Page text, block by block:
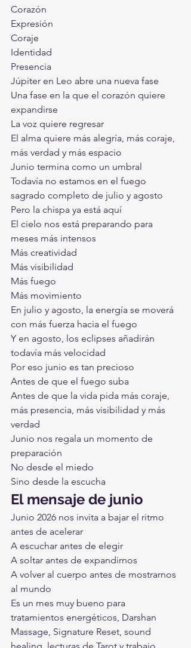
Corazón
Expresión
Coraje
Identidad
Presencia
Júpiter en Leo abre una nueva fase
Una fase en la que el corazón quiere
expandirse
La voz quiere regresar
El alma quiere más alegría, más coraje,
más verdad y más espacio
Junio termina como un umbral
Todavía no estamos en el fuego
sagrado completo de julio y agosto
Pero la chispa ya está aquí
El cielo nos está preparando para
meses más intensos
Más creatividad
Más visibilidad
Más fuego
Más movimiento
En julio y agosto, la energía se moverá
con más fuerza hacia el fuego
Y en agosto, los eclipses añadirán
todavía más velocidad
Por eso junio es tan precioso
Antes de que el fuego suba
Antes de que la vida pida más coraje,
más presencia, más visibilidad y más
verdad
Junio nos regala un momento de
preparación
No desde el miedo
Sino desde la escucha
El mensaje de junio
Junio 2026 nos invita a bajar el ritmo
antes de acelerar
A escuchar antes de elegir
A soltar antes de expandirnos
A volver al cuerpo antes de mostrarnos
al mundo
Es un mes muy bueno para
tratamientos energéticos, Darshan
Massage, Signature Reset, sound
healing, lecturas de Tarot y trabajo